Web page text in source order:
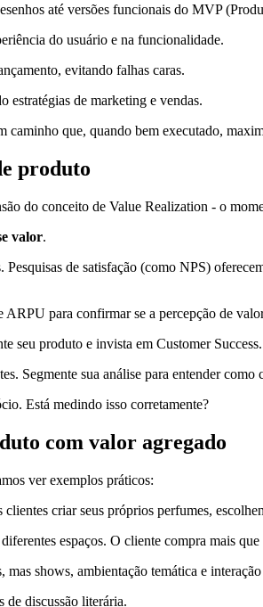
até versões funcionais do MVP
do usuário e na funcionalidade.
evitando falhas caras.
estratégias de marketing e vendas.
que, quando bem executado,
produto
do conceito de Value Realization - o
valor.
de satisfação (como NPS)
para confirmar se a percepção de
seu produto e invista em Customer Success.
Segmente sua análise para entender
Está medindo isso corretamente?
com valor agregado
ver exemplos práticos:
criar seus próprios perfumes,
espaços. O cliente compra mais
mas shows, ambientação temática e
de discussão literária.